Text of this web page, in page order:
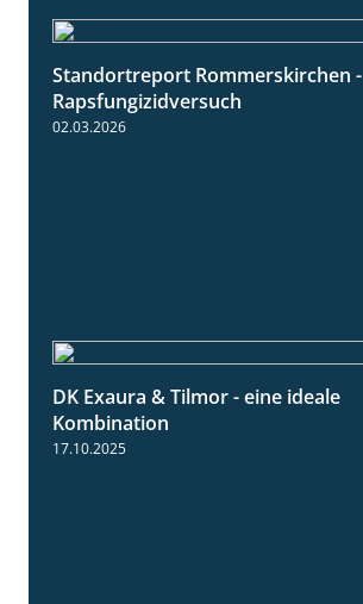
Standortreport Rommerskirchen -
Rapsfungizidversuch
02.03.2026
DK Exaura & Tilmor - eine ideale
Kombination
17.10.2025